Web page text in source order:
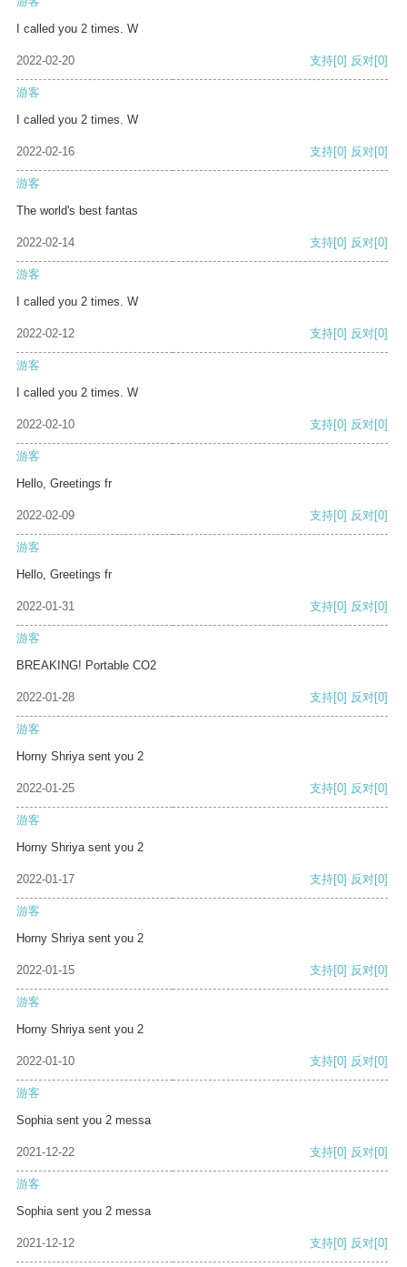
I called you 2 times. W
2022-02-20 支持[0] 反对[0]
游客
I called you 2 times. W
2022-02-16 支持[0] 反对[0]
游客
The world's best fantas
2022-02-14 支持[0] 反对[0]
游客
I called you 2 times. W
2022-02-12 支持[0] 反对[0]
游客
I called you 2 times. W
2022-02-10 支持[0] 反对[0]
游客
Hello, Greetings fr
2022-02-09 支持[0] 反对[0]
游客
Hello, Greetings fr
2022-01-31 支持[0] 反对[0]
游客
BREAKING! Portable CO2
2022-01-28 支持[0] 反对[0]
游客
Horny Shriya sent you 2
2022-01-25 支持[0] 反对[0]
游客
Horny Shriya sent you 2
2022-01-17 支持[0] 反对[0]
游客
Horny Shriya sent you 2
2022-01-15 支持[0] 反对[0]
游客
Horny Shriya sent you 2
2022-01-10 支持[0] 反对[0]
游客
Sophia sent you 2 messa
2021-12-22 支持[0] 反对[0]
游客
Sophia sent you 2 messa
2021-12-12 支持[0] 反对[0]